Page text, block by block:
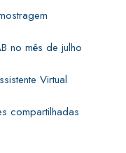
no mês de julho
Virtual
compartilhadas